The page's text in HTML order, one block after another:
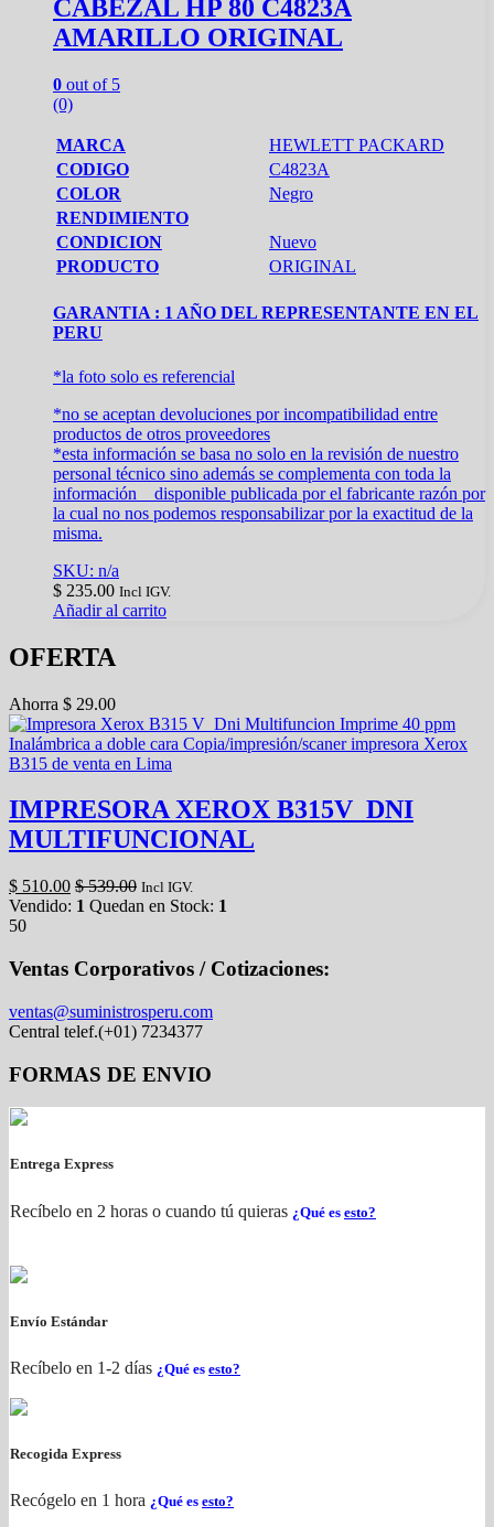
CABEZAL HP 80 C4823A
AMARILLO ORIGINAL
0 out of 5
(0)
MARCA
HEWLETT PACKARD
CODIGO
C4823A
COLOR
Negro
RENDIMIENTO
CONDICION
Nuevo
PRODUCTO
ORIGINAL
GARANTIA : 1 AÑO DEL REPRESENTANTE EN EL
PERU
*la foto solo es referencial
*no se aceptan devoluciones por incompatibilidad entre
productos de otros proveedores
*esta información se basa no solo en la revisión de nuestro
personal técnico sino además se complementa con toda la
información disponible publicada por el fabricante razón por
la cual no nos podemos responsabilizar por la exactitud de la
misma.
SKU: n/a
$ 235.00 Incl IGV.
Añadir al carrito
OFERTA
Ahorra $ 29.00
IMPRESORA XEROX B315V_DNI
MULTIFUNCIONAL
$ 510.00 $539.00 Incl IGV.
Vendido: 1 Quedan en Stock: 1
50
Ventas Corporativos / Cotizaciones:
ventas@suministrosperu.com
Central telef.(+01) 7234377
FORMAS DE ENVIO
Entrega Express
Recíbelo en 2 horas o cuando tú quieras ¿Qué es esto?
Envío Estándar
Recíbelo en 1-2 días ¿Qué es esto?
Recogida Express
Recógelo en 1 hora ¿Qué es esto?